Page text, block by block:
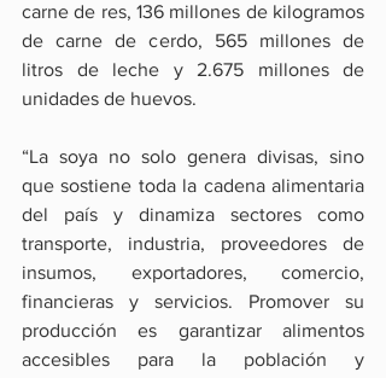
carne de res, 136 millones de kilogramos
de carne de cerdo, 565 millones de
litros de leche y 2.675 millones de
unidades de huevos.
“La soya no solo genera divisas, sino
que sostiene toda la cadena alimentaria
del país y dinamiza sectores como
transporte, industria, proveedores de
insumos, exportadores, comercio,
financieras y servicios. Promover su
producción es garantizar alimentos
accesibles para la población y